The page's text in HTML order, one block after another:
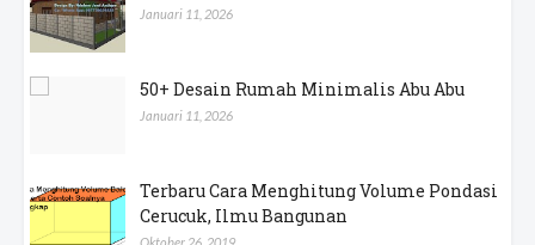
Januari 11, 2026
50+ Desain Rumah Minimalis Abu Abu
Januari 11, 2026
Terbaru Cara Menghitung Volume Pondasi
Cerucuk, Ilmu Bangunan
Oktober 26, 2019